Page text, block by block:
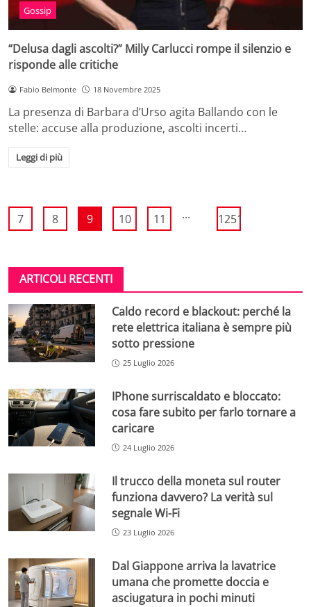
Gossip
“Delusa dagli ascolti?” Milly Carlucci rompe il silenzio e
risponde alle critiche
Fabio Belmonte 18 Novembre 2025
La presenza di Barbara d’Urso agita Ballando con le
stelle: accuse alla produzione, ascolti incerti…
Leggi di più
7 8 9 10 11 ... 1251
ARTICOLI RECENTI
Caldo record e blackout: perché la
rete elettrica italiana è sempre più
sotto pressione
25 Luglio 2026
IPhone surriscaldato e bloccato:
cosa fare subito per farlo tornare a
caricare
24 Luglio 2026
Il trucco della moneta sul router
funziona davvero? La verità sul
segnale Wi-Fi
23 Luglio 2026
Dal Giappone arriva la lavatrice
umana che promette doccia e
asciugatura in pochi minuti